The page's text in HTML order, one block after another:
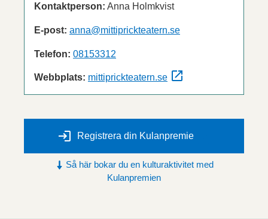
Kontaktperson: Anna Holmkvist
E-post: anna@mittiprickteatern.se
Telefon: 08153312
Webbplats: mittiprickteatern.se
Registrera din Kulanpremie
Så här bokar du en kulturaktivitet med
Kulanpremien